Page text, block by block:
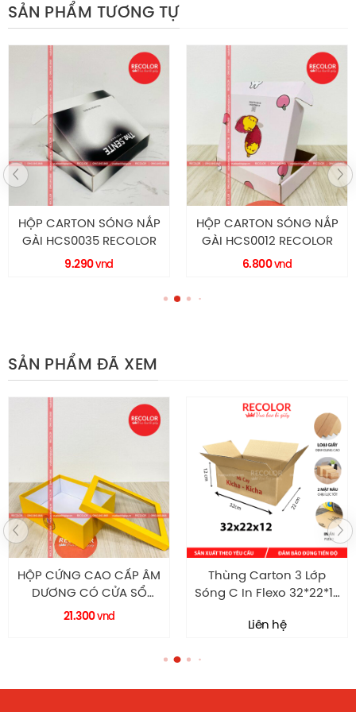
Chất liệu giấy: Carton trắng
Số lớp:3 lớp, sóng E
Kích thước : 16*14*6
Kiểu dáng:
Quy cách in ấn
Cấu tạo hộp carton sóng E 16*14*6
SẢN PHẨM TƯƠNG TỰ
HỘP CARTON SÓNG NẮP
GÀI HCS0035 RECOLOR
9.290vnd
HỘP CARTON SÓNG NẮP
GÀI HCS0012 RECOLOR
6.800vnd
SẢN PHẨM ĐÃ XEM
HỘP CỨNG CAO CẤP ÂM
DƯƠNG CÓ CỬA SỔ
HC0108 RECOLOR
21.300vnd
Thùng Carton 3 Lớp
Sóng C In Flexo 32*22*12
Liên hệ